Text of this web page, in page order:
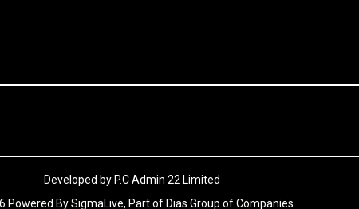
Developed by P.C Admin 22 Limited
Powered By SigmaLive, Part of Dias Group of Companies.